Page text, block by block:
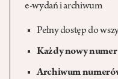
e-wydań i archiwum
Pełny dostęp do
Każdy nowy
Archiwum